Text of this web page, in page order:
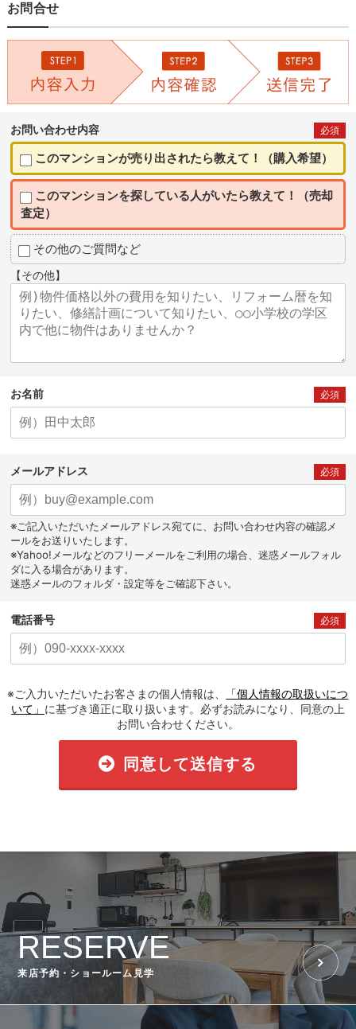
お問合せ
お問い合わせ内容 必須
このマンションが売り出されたら教えて！（購入希望）
このマンションを探している人がいたら教えて！（売却
査定）
その他のご質問など
【その他】
お名前 必須
メールアドレス 必須
※ご記入いただいたメールアドレス宛てに、お問い合わせ内容の確認メ
ールをお送りいたします。
※Yahoo!メールなどのフリーメールをご利用の場合、迷惑メールフォル
ダに入る場合があります。
迷惑メールのフォルダ・設定等をご確認下さい。
電話番号 必須
※ご入力いただいたお客さまの個人情報は、
「個人情報の取扱いにつ
いて」 に基づき適正に取り扱います。必ずお読みになり、同意の上
お問い合わせください。
同意して送信する
RESERVE
来店予約・ショールーム見学